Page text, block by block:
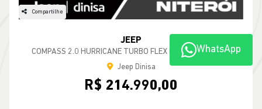
Compartilhe
JEEP
COMPASS 2.0 HURRICANE TURBO FLEX BLACKHAWK AT9
Jeep Dinisa
R$ 214.990,00
WhatsApp